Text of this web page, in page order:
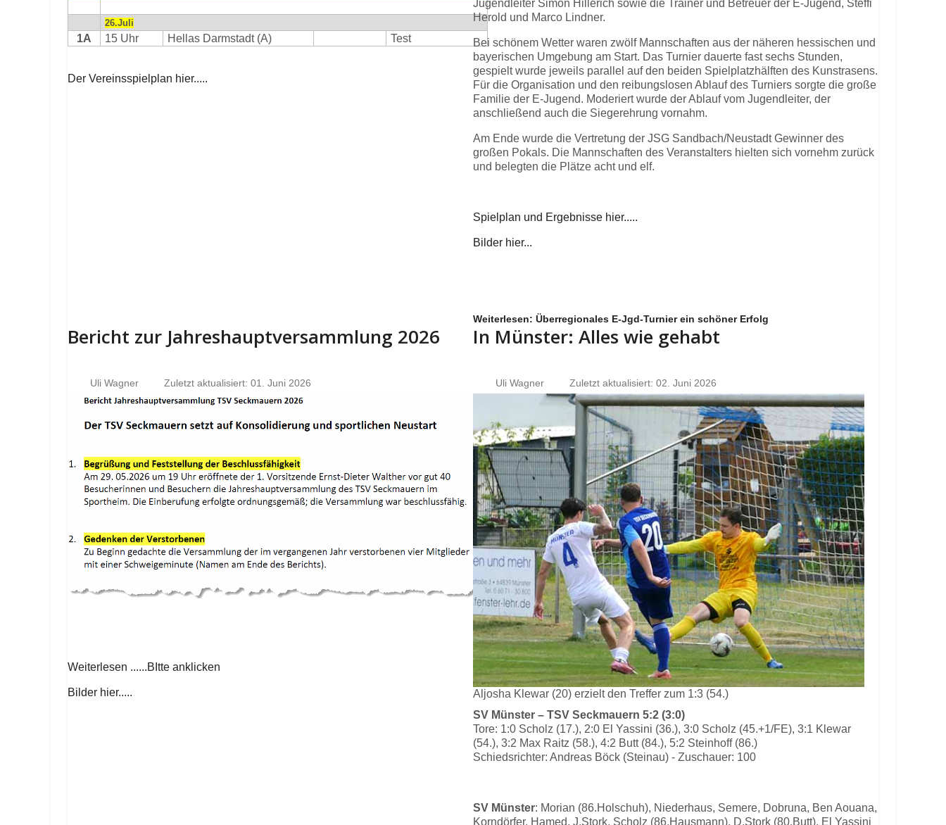
26.Juli
1A 15 Uhr Hellas Darmstadt (A) Test
Der Vereinsspielplan hier.....
Jugendleiter Simon Hillerich sowie die Trainer und Betreuer der E-Jugend, Steffi
Herold und Marco Lindner.
Bei schönem Wetter waren zwölf Mannschaften aus der näheren hessischen und
bayerischen Umgebung am Start. Das Turnier dauerte fast sechs Stunden,
gespielt wurde jeweils parallel auf den beiden Spielplatzhälften des Kunstrasens.
Für die Organisation und den reibungslosen Ablauf des Turniers sorgte die große
Familie der E-Jugend. Moderiert wurde der Ablauf vom Jugendleiter, der
anschließend auch die Siegerehrung vornahm.
Am Ende wurde die Vertretung der JSG Sandbach/Neustadt Gewinner des
großen Pokals. Die Mannschaften des Veranstalters hielten sich vornehm zurück
und belegten die Plätze acht und elf.
Spielplan und Ergebnisse hier.....
Bilder hier...
Weiterlesen: Überregionales E-Jgd-Turnier ein schöner Erfolg
Bericht zur Jahreshauptversammlung 2026
Uli Wagner Zuletzt aktualisiert: 01. Juni 2026
Weiterlesen ......BItte anklicken
Bilder hier.....
In Münster: Alles wie gehabt
Uli Wagner Zuletzt aktualisiert: 02. Juni 2026
Aljosha Klewar (20) erzielt den Treffer zum 1:3 (54.)
SV Münster – TSV Seckmauern 5:2 (3:0)
Tore: 1:0 Scholz (17.), 2:0 El Yassini (36.), 3:0 Scholz (45.+1/FE), 3:1 Klewar
(54.), 3:2 Max Raitz (58.), 4:2 Butt (84.), 5:2 Steinhoff (86.)
Schiedsrichter: Andreas Böck (Steinau) - Zuschauer: 100
SV Münster: Morian (86.Holschuh), Niederhaus, Semere, Dobruna, Ben Aouana,
Korndörfer, Hamed, J.Stork, Scholz (86.Hausmann), D.Stork (80.Butt), El Yassini